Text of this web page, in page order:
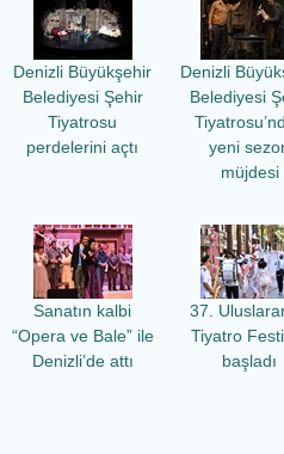
Denizli Büyükşehir
Belediyesi Şehir
Tiyatrosu
perdelerini açtı
Denizli
Belediyesi
yeni
müjdesi
Sanatın kalbi
“Opera ve Bale” ile
Denizli’de attı
37.
Tiyatro
başladı